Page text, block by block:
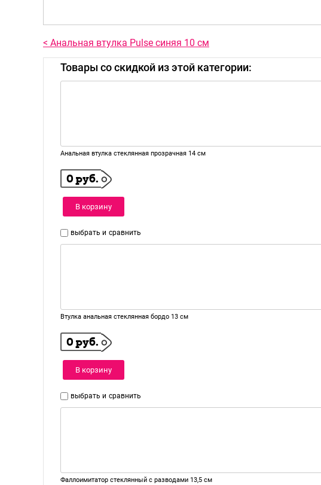
< Анальная втулка Pulse синяя 10 см
Товары со скидкой из этой категории:
Анальная втулка стеклянная прозрачная 14 см
0 руб.
В корзину
выбрать и сравнить
Втулка анальная стеклянная бордо 13 см
0 руб.
В корзину
выбрать и сравнить
Фаллоимитатор стеклянный с разводами 13,5 см